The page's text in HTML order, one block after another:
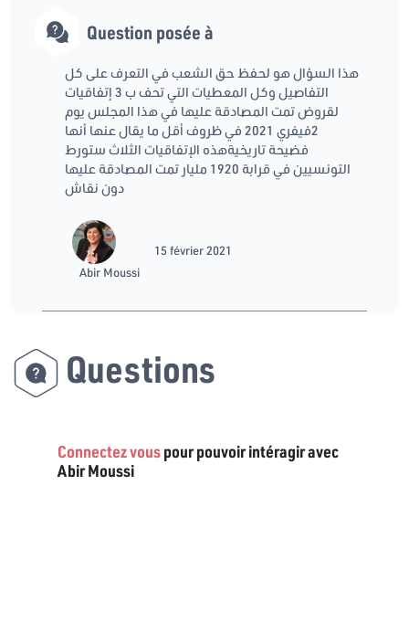
Question posée à
هذا السؤال هو لحفظ حق الشعب في التعرف على كل
التفاصيل وكل المعطيات التي تحف ب 3 إتفاقيات
لقروض تمت المصادقة عليها في هذا المجلس يوم
2فيفري 2021 في ظروف أقل ما يقال عنها أنها
فضيحة تاريخيةهذه الإتفاقيات الثلاث ستورط
التونسيين في قرابة 1920 مليار تمت المصادقة عليها
دون نقاش
Abir Moussi
15 février 2021
Questions
Connectez vouspour pouvoir intéragir avec
Abir Moussi